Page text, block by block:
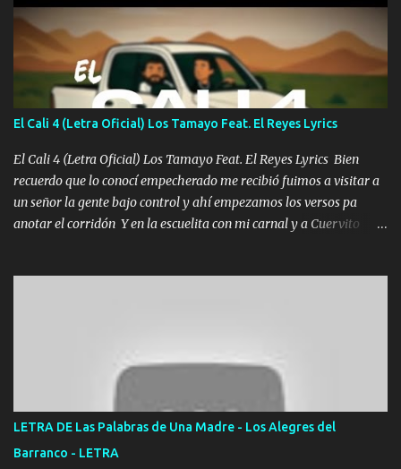
coronamos Se jala los marciales Y sus guitarras ya van sonando
Un gallardo me prendo Para agarrar el vuelo y la mente y
tranquilizando Tomense un buen trago Y así es como empezamos
los versos que voy cantando (Music) A vido alta y bajas La carreta
se atora Pero nunca le aflojamos Ya me han pasado cosas Y
aunque ustedes no sepan Pero la vida es muy corta Hay que
echarle chingazos Y seguir trabajando porque nada es...
El Cali 4 (Letra Oficial) Los Tamayo Feat. El Reyes Lyrics
El Cali 4 (Letra Oficial) Los Tamayo Feat. El Reyes Lyrics Bien
recuerdo que lo conocí empecherado me recibió fuimos a visitar a
un señor la gente bajo control y ahí empezamos los versos pa
anotar el corridón Y en la escuelita con mi carnal y a Cuervito
verde se le extraña pa que sepan Aquí Pura GENTE DE LA RANA 🐸
POR CLAVE ES EL CALI 4 EN LA CIUDAD TIJUANA Música Al
tirante andamos mi carnal atento a cualquier necesidad no porque
se ve limpio el camino nos confiamos al andar y nunca con la
misma piedra me vuelvo a tropezar Cuando ando de enamorado
LETRA DE Las Palabras de Una Madre - Los Alegres del
Barranco - LETRA